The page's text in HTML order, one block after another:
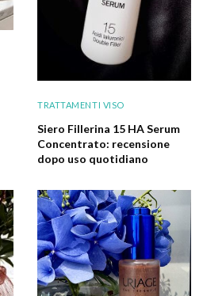
TRATTAMENTI VISO
Siero Fillerina 15 HA Serum
Concentrato: recensione
dopo uso quotidiano